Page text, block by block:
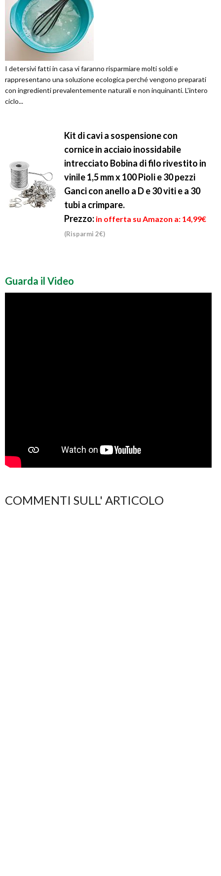
I detersivi fatti in casa vi faranno risparmiare molti soldi e
rappresentano una soluzione ecologica perché vengono preparati
con ingredienti prevalentemente naturali e non inquinanti. L'intero
ciclo...
Kit di cavi a sospensione con
cornice in acciaio inossidabile
intrecciato Bobina di filo rivestito in
vinile 1,5 mm x 100 Pioli e 30 pezzi
Ganci con anello a D e 30 viti e a 30
tubi a crimpare.
Prezzo: in offerta su Amazon a: 14,99€
(Risparmi 2€)
Guarda il Video
COMMENTI SULL' ARTICOLO